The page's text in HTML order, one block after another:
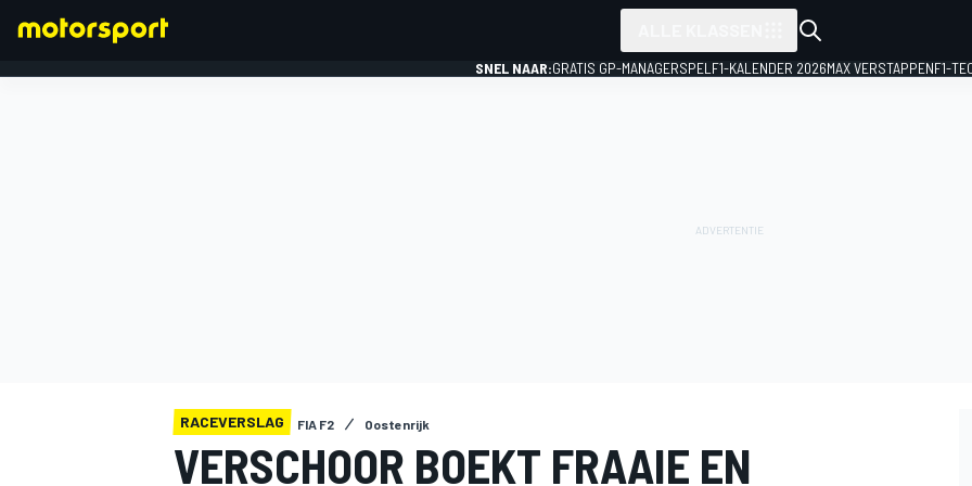
SNEL NAAR:GRATIS GP-MANAGERSPEL F1-KALENDER 2026MAX VERSTAPPENF1-
RACEVERSLAG FIA F2 Oostenrijk
VERSCHOOR BOEKT FRAAIE EN